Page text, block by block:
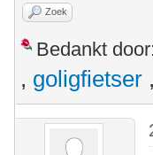
Zoek
Bedankt door:
, goligfietser ,